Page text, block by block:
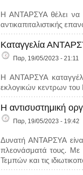
Η ΑΝΤΑΡΣΥΑ θέλει να
αντικαπιταλιστικής
Καταγγελία
Παρ, 19/05/2023 - 21:11
Η ΑΝΤΑΡΣΥΑ
εκλογικών κεντρων
Η αντισυστημική
Παρ, 19/05/2023 - 19:42
Δυνατή ΑΝΤΑΡΣΥΑ
πλεονάσματά τους. Με
Τεμπών και τις